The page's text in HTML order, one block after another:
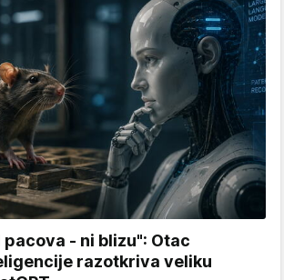
- ni blizu": Otac
razotkriva veliku